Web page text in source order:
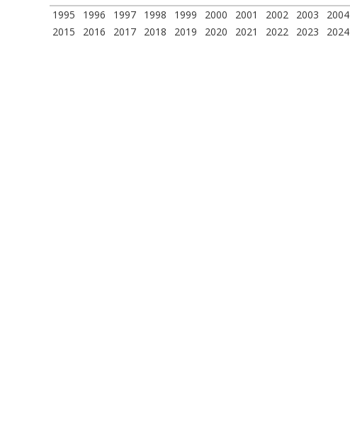
1995 1996 1997 1998 1999 2000 2001 2002 2003 2004
2015
2016 2017 2018 2019 2020 2021 2022 2023 2024